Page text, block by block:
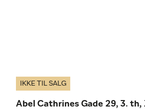
IKKE TIL SALG
Abel Cathrines Gade 29, 3. th,